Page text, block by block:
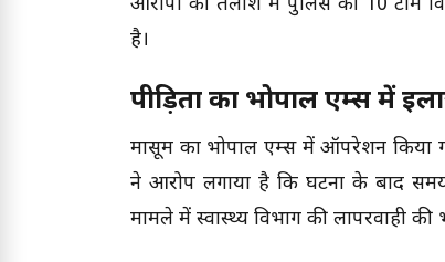
आरोपी की तलाश में पुलिस की 10 टीमें
है।
पीड़िता का भोपाल एम्स में
मासूम का भोपाल एम्स में ऑपरेशन किया
ने आरोप लगाया है कि घटना के बाद
मामले में स्वास्थ्य विभाग की लापरवाही